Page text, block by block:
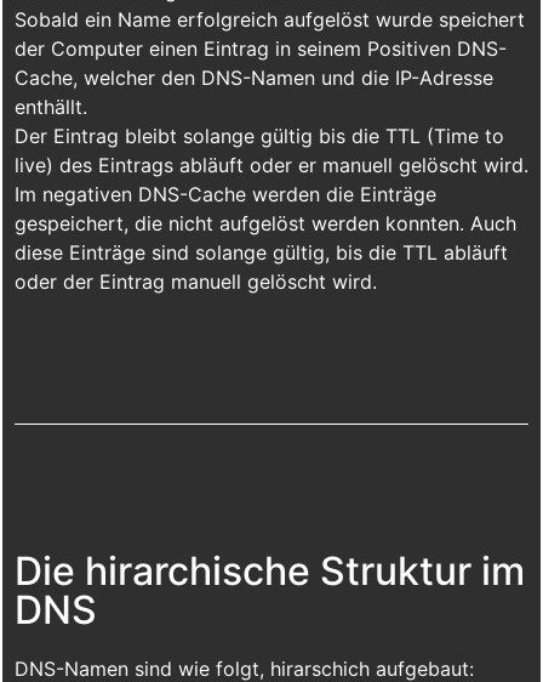
Sobald ein Name erfolgreich aufgelöst wurde speichert
der Computer einen Eintrag in seinem Positiven DNS-
Cache, welcher den DNS-Namen und die IP-Adresse
enthällt.
Der Eintrag bleibt solange gültig bis die TTL (Time to
live) des Eintrags abläuft oder er manuell gelöscht wird.
Im negativen DNS-Cache werden die Einträge
gespeichert, die nicht aufgelöst werden konnten. Auch
diese Einträge sind solange gültig, bis die TTL abläuft
oder der Eintrag manuell gelöscht wird.
Die hirarchische Struktur im
DNS
DNS-Namen sind wie folgt, hirarschich aufgebaut: